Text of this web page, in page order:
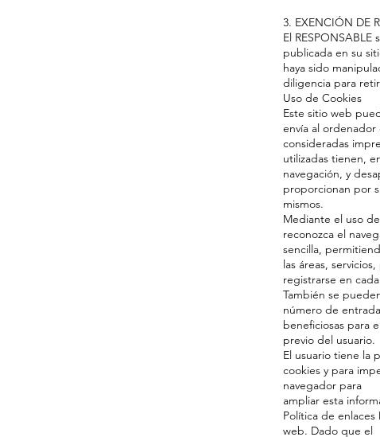
3. EXENCIÓN DE
El
publicada en su
haya sido
diligencia para
Uso de Cookies
Este sitio web
envía al
consideradas
utilizadas tienen,
navegación, y
proporcionan por
mismos.
Mediante el uso
reconozca el
sencilla,
las áreas,
registrarse en
También se
número de
beneficiosas para
previo del usuario.
El usuario tiene la
cookies y para
navegador para
ampliar esta
Política de
web. Dado que el